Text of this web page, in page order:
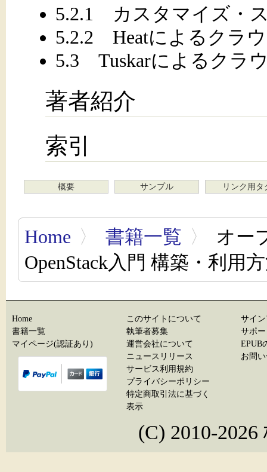
5.2.1 カスタマイズ・
5.2.2 Heatによるクラ
5.3 Tuskarによるクラ
著者紹介
索引
概要 サンプル リンク用タ
Home 〉 書籍一覧 〉
オー
OpenStack入門 構築・利用
Home
書籍一覧
マイページ(認証あり)
このサイトについて
執筆者募集
運営会社について
ニュースリリース
サービス利用規約
プライバシーポリシー
特定商取引法に基づく
表示
サイ
サポ
EPUB
お問
(C) 2010-